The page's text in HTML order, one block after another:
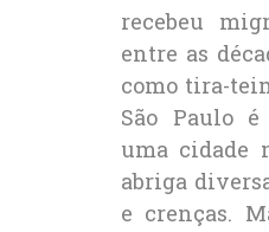
recebeu
entre as
como tira-
São Paulo
uma cidade
abriga
e crenças.